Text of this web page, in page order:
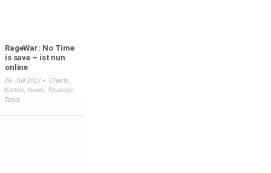
RageWar: No Time
is save – ist nun
online
29. Juli 2017 • Charts
Karten, News Strategie,
Tests